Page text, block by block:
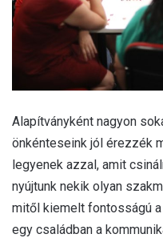
Alapítványként nagyon
önkénteseink jól érezzék
legyenek azzal, amit
nyújtunk nekik olyan
mitől kiemelt fontosságú
egy családban a